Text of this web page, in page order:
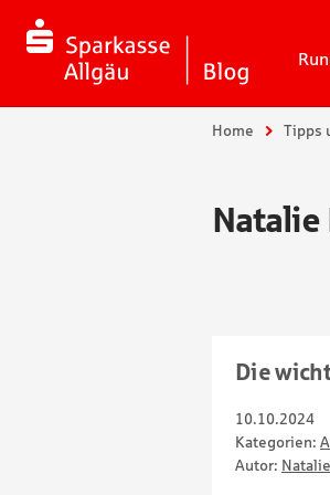
Home Tipps
Natalie
Die
10.10.2024
Kategorien:
Autor: